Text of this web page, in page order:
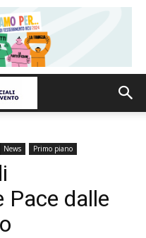
News Primo piano
Pace dalle